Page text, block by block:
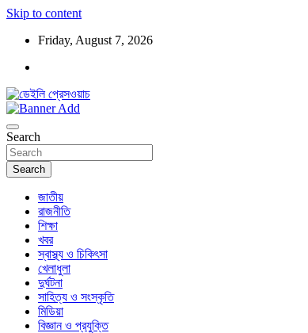
Skip to content
Friday, August 7, 2026
ডেইলি প্রেসওয়াচ
Search
Search
জাতীয়
রাজনীতি
শিক্ষা
খবর
স্বাস্থ্য ও চিকিৎসা
খেলাধুলা
দুর্ঘটনা
সাহিত্য ও সংস্কৃতি
মিডিয়া
বিজ্ঞান ও প্রযুক্তি